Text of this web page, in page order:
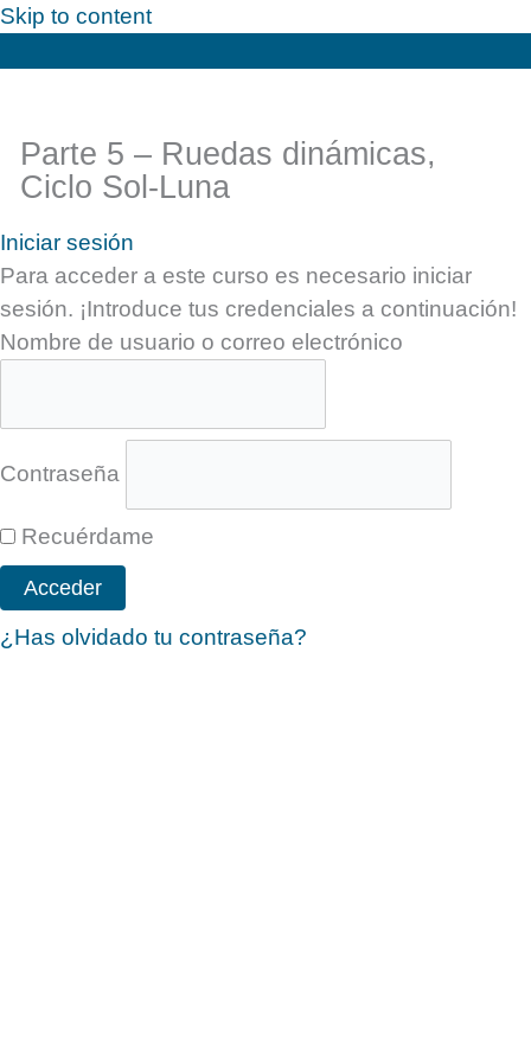
Skip to content
Parte 5 – Ruedas dinámicas,
Ciclo Sol-Luna
Iniciar sesión
Para acceder a este curso es necesario iniciar
sesión. ¡Introduce tus credenciales a continuación!
Nombre de usuario o correo electrónico
Contraseña
Recuérdame
¿Has olvidado tu contraseña?